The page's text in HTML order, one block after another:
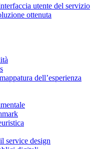
utente del servizio
ottenuta
dell’esperienza
service design